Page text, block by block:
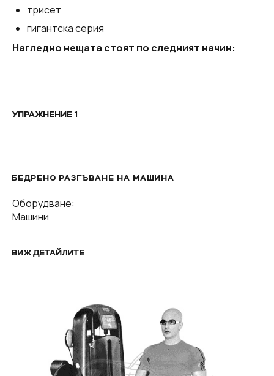
трисет
гигантска серия
Нагледно нещата стоят по следният начин:
УПРАЖНЕНИЕ 1
БЕДРЕНО РАЗГЪВАНЕ НА МАШИНА
Оборудване:
Машини
ВИЖ ДЕТАЙЛИТЕ